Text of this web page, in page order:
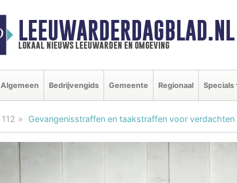
LEEUWARDERDAGBLAD.NL
lokaal nieuws leeuwarden en omgeving
Algemeen Bedrijvengids Gemeente Regionaal Specials
112 Gevangenisstraffen en taakstraffen voor